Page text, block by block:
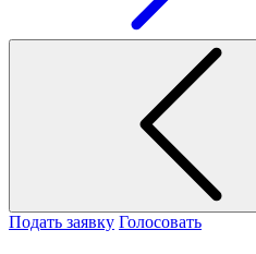
Подать заявку Голосовать